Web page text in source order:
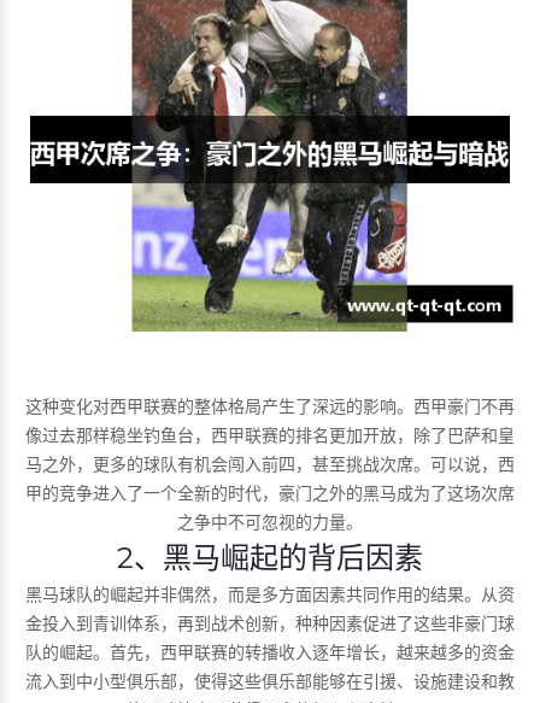
这种变化对西甲联赛的整体格局产生了深远的影响。西甲豪门不再
像过去那样稳坐钓鱼台，西甲联赛的排名更加开放，除了巴萨和皇
马之外，更多的球队有机会闯入前四，甚至挑战次席。可以说，西
甲的竞争进入了一个全新的时代，豪门之外的黑马成为了这场次席
之争中不可忽视的力量。
2、黑马崛起的背后因素
黑马球队的崛起并非偶然，而是多方面因素共同作用的结果。从资
金投入到青训体系，再到战术创新，种种因素促进了这些非豪门球
队的崛起。首先，西甲联赛的转播收入逐年增长，越来越多的资金
流入到中小型俱乐部，使得这些俱乐部能够在引援、设施建设和教